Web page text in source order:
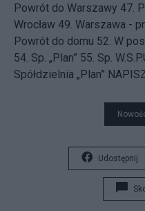
Powrót do Warszawy 47.
Wrocław 49. Warszawa -
Powrót do domu 52. W
54. Sp. „Plan” 55. Sp.
Spółdzielnia „Plan”
Udostępnij